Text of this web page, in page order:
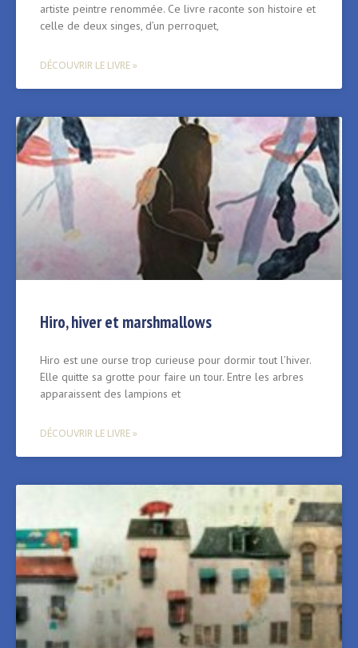
artiste peintre renommée. Ce livre raconte son histoire et
celle de deux singes, d’un perroquet,
DÉCOUVRIR LE LIVRE »
Hiro, hiver et marshmallows
Hiro est une ourse trop curieuse pour dormir tout l’hiver.
Elle quitte sa grotte pour faire un tour. Entre les arbres
apparaissent des lampions et
DÉCOUVRIR LE LIVRE »